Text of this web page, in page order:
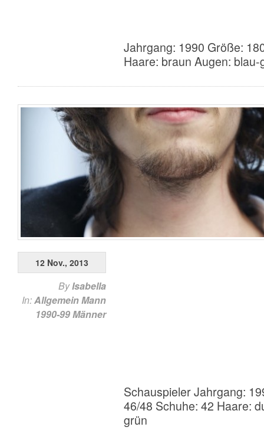
Jahrgang: 1990 Größe:
Haare: braun Augen:
Schauspieler Jahrgang:
46/48 Schuhe: 42 Haare:
grün
12 Nov., 2013
ByIsabella
In:AllgemeinMann
1990-99Männer